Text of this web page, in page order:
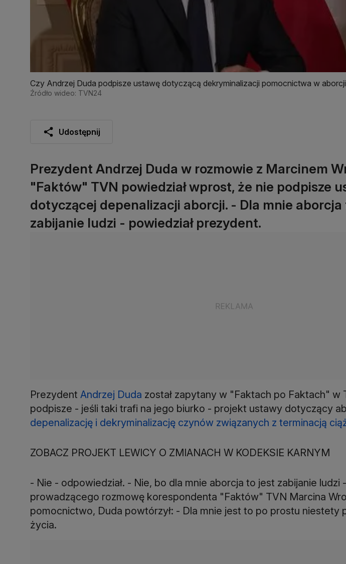
Czy Andrzej Duda podpisze ustawę dotyczącą dekryminalizacji pomocnictwa w
Źródło wideo: TVN24
Udostępnij
Prezydent Andrzej Duda w rozmowie z Marcinem
"Faktów" TVN powiedział wprost, że nie podpisze
dotyczącej depenalizacji aborcji. - Dla mnie aborcja
zabijanie ludzi - powiedział prezydent.
Prezydent Andrzej Duda został zapytany w "Faktach po Faktach" w
podpisze - jeśli taki trafi na jego biurko - projekt ustawy dotyczący
depenalizację i dekryminalizację czynów związanych z terminacją
ZOBACZ PROJEKT LEWICY O ZMIANACH W KODEKSIE KARNYM
- Nie - odpowiedział. - Nie, bo dla mnie aborcja to jest zabijanie ludzi
prowadzącego rozmowę korespondenta "Faktów" TVN Marcina
pomocnictwo, Duda powtórzył: - Dla mnie jest to po prostu niestety
życia.